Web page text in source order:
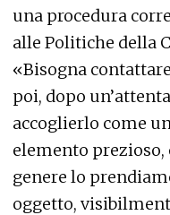
una procedura
alle Politiche della
«Bisogna
poi, dopo
accoglierlo come
elemento
genere lo
oggetto,